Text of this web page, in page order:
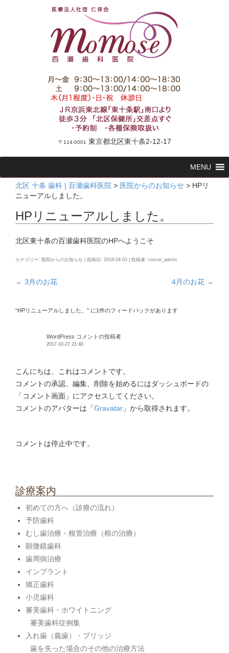
〒114-0001 東京都北区東十条2-12-17
テ
ス
ッ
MENU
北区 十条 歯科 | 百瀬歯科医院 > 医院からのお知らせ > HPリ
ニューアルしました。
HPリニューアルしました。
北区東十条の百瀬歯科医院のHPへようこそ
カテゴリー: 医院からのお知らせ | 投稿日: 2018-04-03 投稿者: crecer_admin
ナ
シ
ョ
ン
← 3月のお花 4月のお花 →
“HPリニューアルしました。 ” に1件のフィードバックがあります
WordPress コメントの投稿者
2017-10-27 21:40
こんにちは、これはコメントです。
コメントの承認、編集、削除を始めるにはダッシュボードの
「コメント画面」にアクセスしてください。
コメントのアバターは「Gravatar 」から取得されます。
コメントは停止中です。
診療案内
初めての方へ（診療の流れ）
予防歯科
むし歯治療・根管治療（根の治療）
顕微鏡歯科
歯周病治療
インプラント
矯正歯科
小児歯科
審美歯科・ホワイトニング
審美歯科症例集
入れ歯（義歯）・ブリッジ
歯を失った場合のその他の治療方法